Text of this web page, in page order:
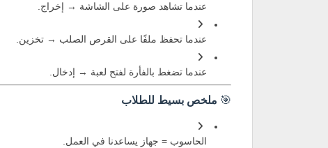
عندما تشاهد صورة على الشاشة → إخراج.
عندما تحفظ ملفًا على القرص الصلب → تخزين.
عندما تضغط بالفأرة لفتح لعبة → إدخال.
🎯 ملخص بسيط للطلاب
الحاسوب = جهاز يساعدنا في العمل.